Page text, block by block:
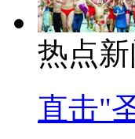
热点新
直击"